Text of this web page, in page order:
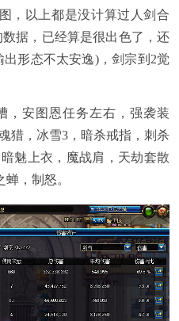
，以上都是没计算过人剑合
据，已经算是很出色了，还
形态不太安逸)，剑宗到2觉
安图恩任务左右，强袭装
猎，冰雪3，暗杀戒指，刺杀
魅上衣，魔战肩，天劫套散
，制怒。